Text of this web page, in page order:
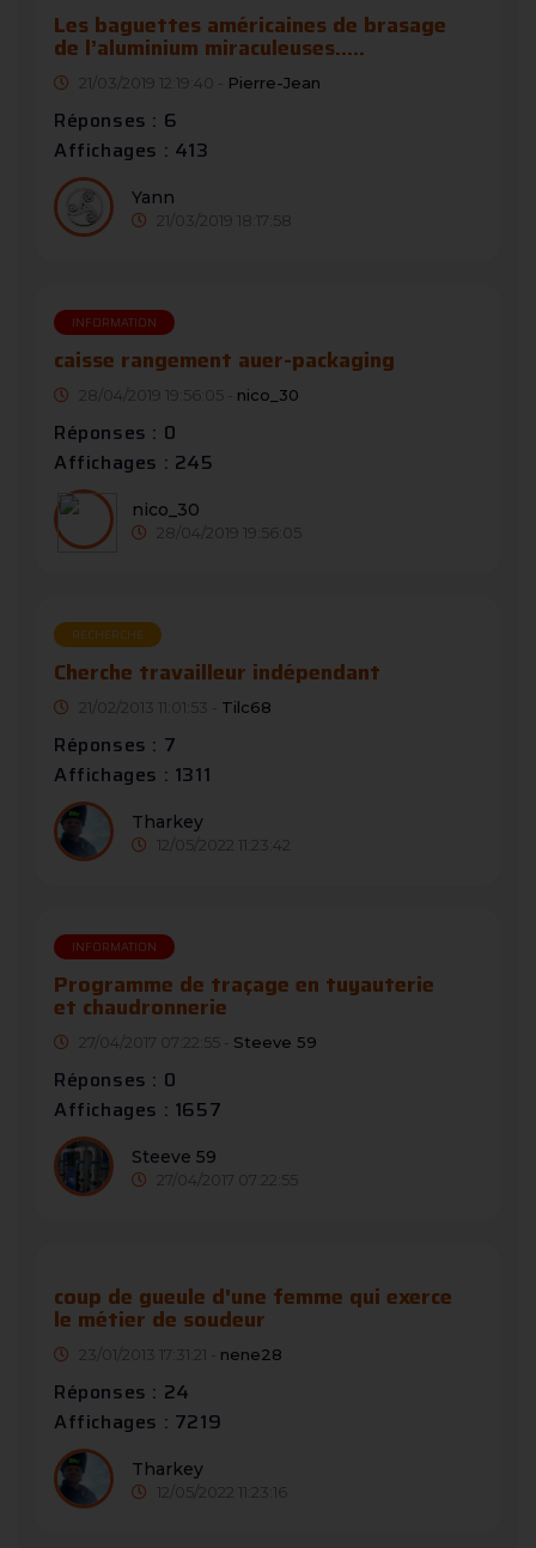
Les baguettes américaines de brasage
de l’aluminium miraculeuses.....
21/03/2019 12:19:40 - Pierre-Jean
Réponses : 6
Affichages : 413
Yann
21/03/2019 18:17:58
INFORMATION
caisse rangement auer-packaging
28/04/2019 19:56:05 - nico_30
Réponses : 0
Affichages : 245
nico_30
28/04/2019 19:56:05
RECHERCHE
Cherche travailleur indépendant
21/02/2013 11:01:53 - Tilc68
Réponses : 7
Affichages : 1311
Tharkey
12/05/2022 11:23:42
INFORMATION
Programme de traçage en tuyauterie
et chaudronnerie
27/04/2017 07:22:55 - Steeve 59
Réponses : 0
Affichages : 1657
Steeve 59
27/04/2017 07:22:55
coup de gueule d'une femme qui exerce
le métier de soudeur
23/01/2013 17:31:21 - nene28
Réponses : 24
Affichages : 7219
Tharkey
12/05/2022 11:23:16